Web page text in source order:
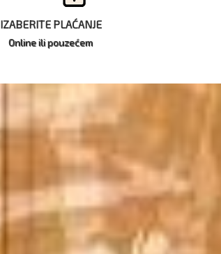
IZABERITE PLAĆANJE
Online ili pouzećem